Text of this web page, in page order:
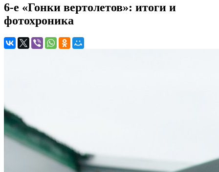
6-е «Гонки вертолетов»: итоги и
фотохроника